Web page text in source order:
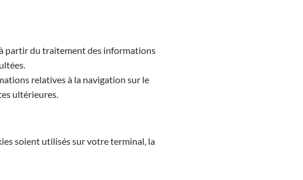
partir du traitement des informations
relatives à la navigation sur le
ultérieures.
soient utilisés sur votre terminal, la